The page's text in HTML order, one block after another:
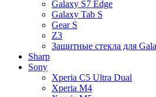
Galaxy S7 Edge
Galaxy Tab S
Gear S
Z3
Защитные стекла для
Sharp
Sony
Xperia C5 Ultra Dual
Xperia M4